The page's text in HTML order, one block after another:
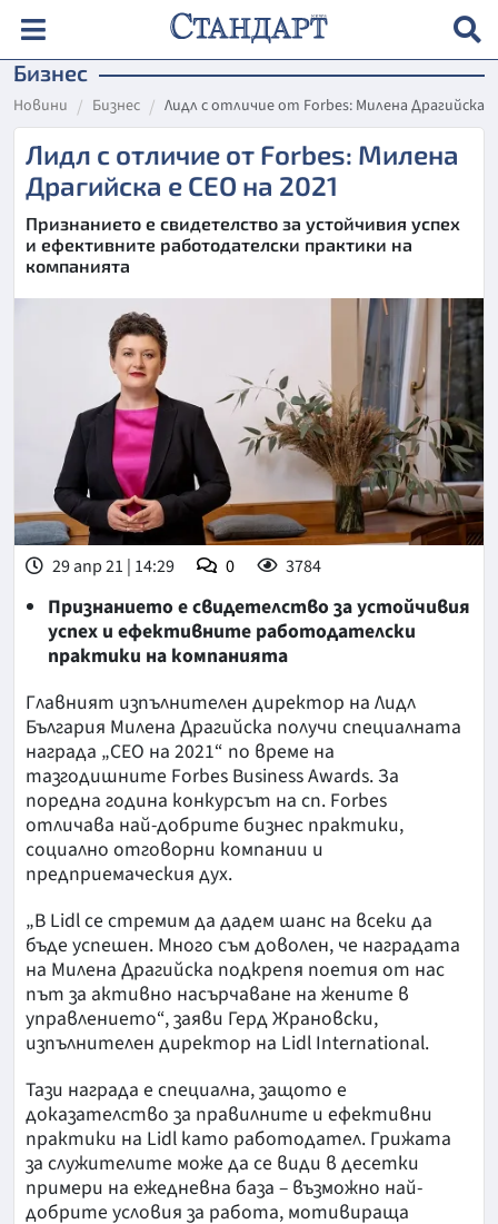
Бизнес
Новини Бизнес Лидл с отличие от Forbes: Милена Драгийска е
Лидл с отличие от Forbes: Милена
Драгийска е CEO на 2021
Признанието е свидетелство за устойчивия успех
и ефективните работодателски практики на
компанията
29 апр 21 | 14:29 0 3784
Признанието е свидетелство за устойчивия
успех и ефективните работодателски
практики на компанията
Главният изпълнителен директор на Лидл
България Милена Драгийска получи специалната
награда „CEO на 2021“ по време на
тазгодишните Forbes Business Awards. За
поредна година конкурсът на сп. Forbes
отличава най-добрите бизнес практики,
социално отговорни компании и
предприемаческия дух.
„В Lidl се стремим да дадем шанс на всеки да
бъде успешен. Много съм доволен, че наградата
на Милена Драгийска подкрепя поетия от нас
път за активно насърчаване на жените в
управлението“, заяви Герд Жрановски,
изпълнителен директор на Lidl International.
Тази награда е специална, защото е
доказателство за правилните и ефективни
практики на Lidl като работодател. Грижата
за служителите може да се види в десетки
примери на ежедневна база – възможно най-
добрите условия за работа, мотивираща